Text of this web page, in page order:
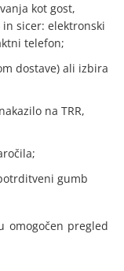
kot gost,
sicer: elektronski
telefon;
dostave) ali izbira
na TRR,
gumb
omogočen pregled